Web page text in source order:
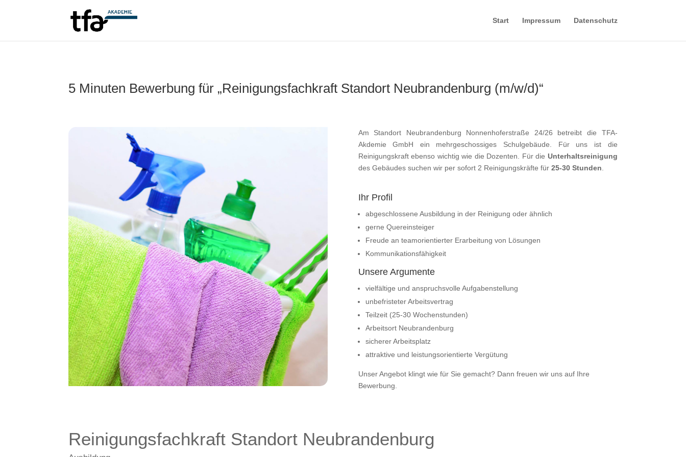
Start Impressum Datenschutz
5 Minuten Bewerbung für „Reinigungsfachkraft Standort Neubrandenburg (m/w/d)“
Am Standort Neubrandenburg Nonnenhoferstraße 24/26 betreibt die TFA-
Akdemie GmbH ein mehrgeschossiges Schulgebäude. Für uns ist die
Reinigungskraft ebenso wichtig wie die Dozenten. Für die Unterhaltsreinigung
des Gebäudes suchen wir per sofort 2 Reinigungskräfte für 25-30 Stunden.
Ihr Profil
abgeschlossene Ausbildung in der Reinigung oder ähnlich
gerne Quereinsteiger
Freude an teamorientierter Erarbeitung von Lösungen
Kommunikationsfähigkeit
Unsere Argumente
vielfältige und anspruchsvolle Aufgabenstellung
unbefristeter Arbeitsvertrag
Teilzeit (25-30 Wochenstunden)
Arbeitsort Neubrandenburg
sicherer Arbeitsplatz
attraktive und leistungsorientierte Vergütung
Unser Angebot klingt wie für Sie gemacht? Dann freuen wir uns auf Ihre
Bewerbung.
Reinigungsfachkraft Standort Neubrandenburg